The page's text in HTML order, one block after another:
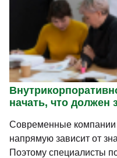
начать, что должен
Современные компании
напрямую зависит от
Поэтому специалисты